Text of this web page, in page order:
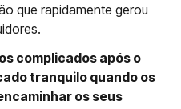
que rapidamente gerou
complicados após o
tranquilo quando os
os seus